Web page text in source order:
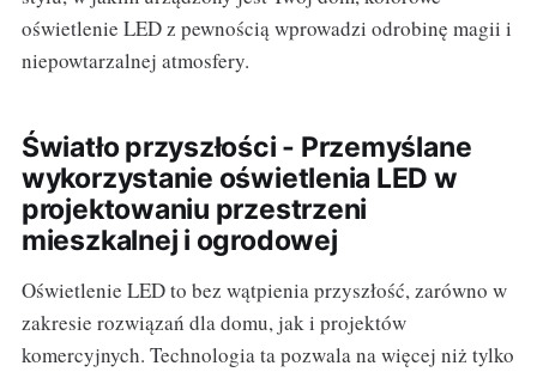
oświetlenie LED z pewnością wprowadzi odrobinę magii i
niepowtarzalnej atmosfery.
Światło przyszłości - Przemyślane
wykorzystanie oświetlenia LED w
projektowaniu przestrzeni
mieszkalnej i ogrodowej
Oświetlenie LED to bez wątpienia przyszłość, zarówno w
zakresie rozwiązań dla domu, jak i projektów
komercyjnych. Technologia ta pozwala na więcej niż tylko